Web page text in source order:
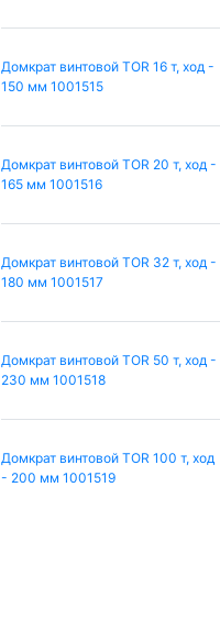
Домкрат винтовой TOR 16 т, ход -
150 мм 1001515
Домкрат винтовой TOR 20 т, ход -
165 мм 1001516
Домкрат винтовой TOR 32 т, ход -
180 мм 1001517
Домкрат винтовой TOR 50 т, ход -
230 мм 1001518
Домкрат винтовой TOR 100 т, ход
- 200 мм 1001519